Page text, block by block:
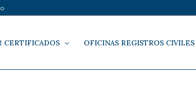
CERTIFICADOS OFICINAS REGISTROS CIVILES